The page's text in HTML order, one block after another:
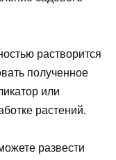
растворится
полученное
или
растений.
развести